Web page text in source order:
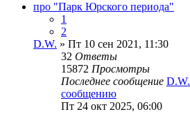
про "Парк Юрского периода"
1
2
D.W. » Пт 10 сен 2021, 11:30
32 Ответы
15872 Просмотры
Последнее сообщение D.W.
сообщению
Пт 24 окт 2025, 06:00